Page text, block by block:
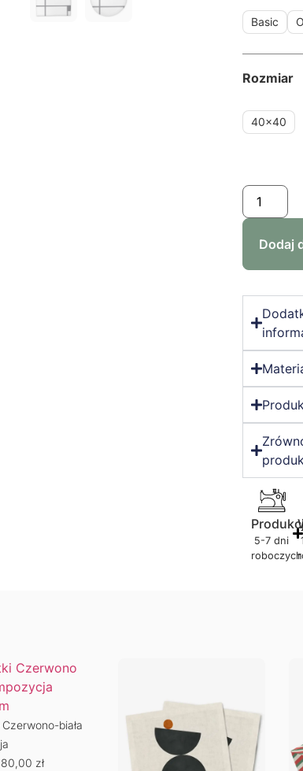
Basic
Rozmiar
40x40
Dodaj
5-7 dni
roboczych
biała
80,00 zł